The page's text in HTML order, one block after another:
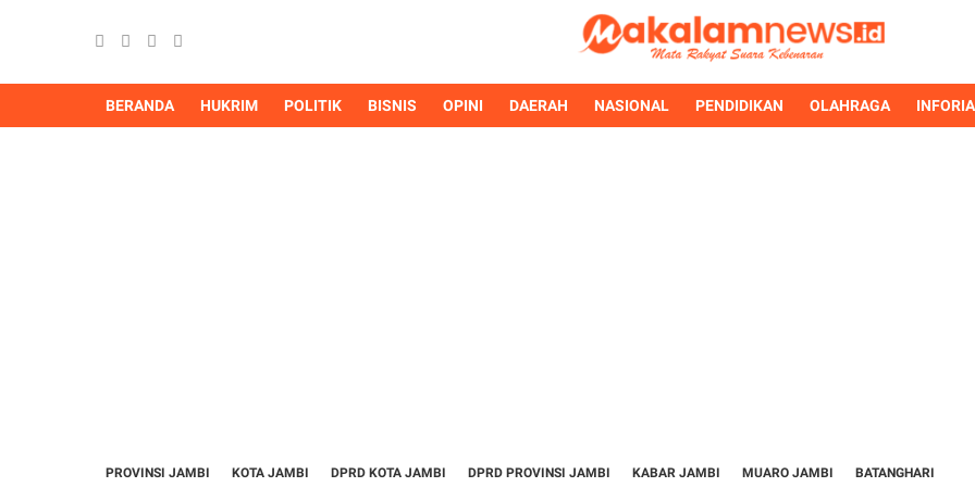
BERANDA HUKRIM POLITIK BISNIS OPINI DAERAH NASIONAL PENDIDIKAN OLAHRAGA
PROVINSI JAMBI KOTA JAMBI DPRD KOTA JAMBI DPRD PROVINSI JAMBI KABAR JAMBI MUARO JAMBI BATANGHARI